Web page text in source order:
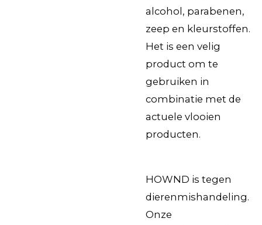
alcohol, parabenen,
zeep en kleurstoffen.
Het is een velig
product om te
gebruiken in
combinatie met de
actuele vlooien
producten.
HOWND is tegen
dierenmishandeling.
Onze